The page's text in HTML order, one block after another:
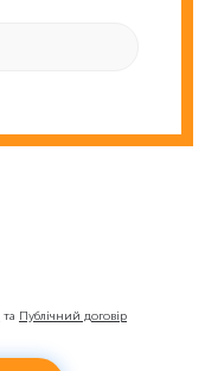
та Публічний договір